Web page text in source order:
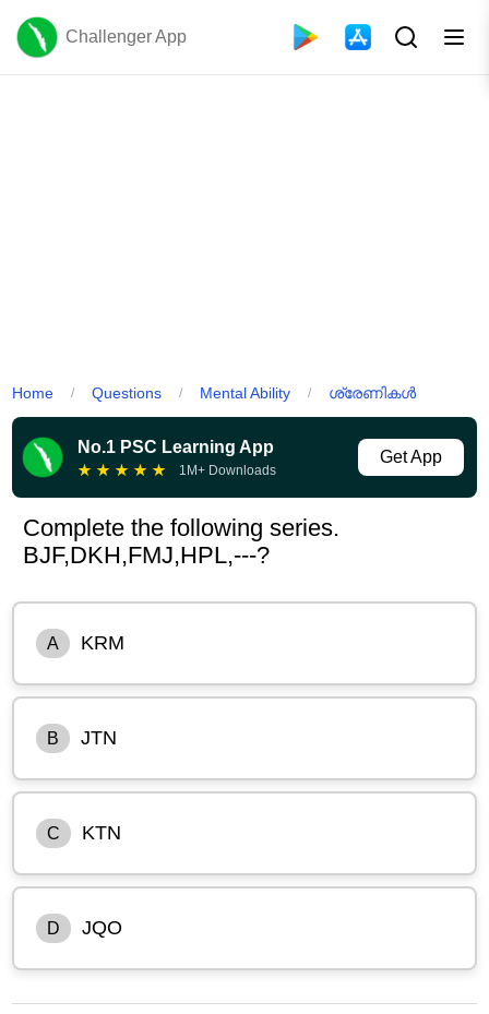
Challenger App
Home / Questions / Mental Ability / ശ്രേണികൾ
No.1 PSC Learning App
★ ★ ★ ★ ★ 1M+ Downloads
Get App
Complete the following series.
BJF,DKH,FMJ,HPL,---?
A KRM
B JTN
C KTN
D JQO